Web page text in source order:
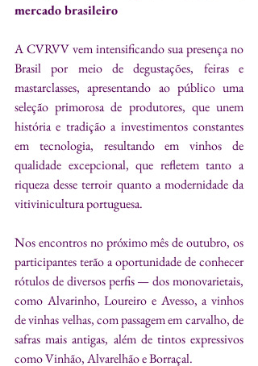
mercado brasileiro
A CVRVV vem intensificando sua presença no
Brasil por meio de degustações, feiras e
mastarclasses, apresentando ao público uma
seleção primorosa de produtores, que unem
história e tradição a investimentos constantes
em tecnologia, resultando em vinhos de
qualidade excepcional, que refletem tanto a
riqueza desse terroir quanto a modernidade da
vitivinicultura portuguesa.
Nos encontros no próximo mês de outubro, os
participantes terão a oportunidade de conhecer
rótulos de diversos perfis — dos monovarietais,
como Alvarinho, Loureiro e Avesso, a vinhos
de vinhas velhas, com passagem em carvalho, de
safras mais antigas, além de tintos expressivos
como Vinhão, Alvarelhão e Borraçal.